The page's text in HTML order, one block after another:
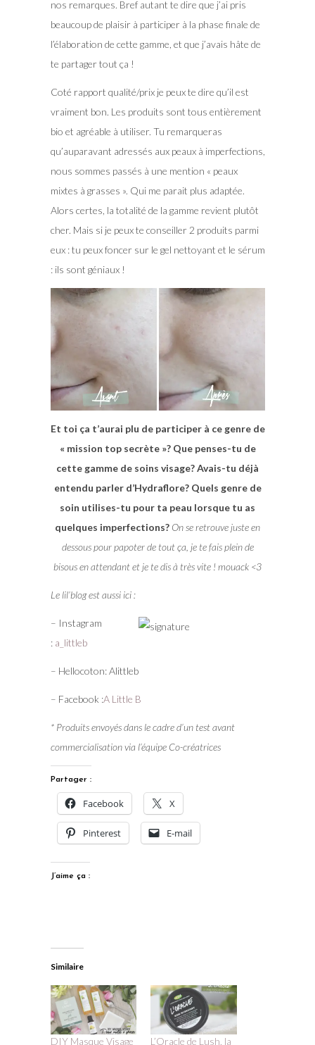
nos remarques. Bref autant te dire que j’ai pris
beaucoup de plaisir à participer à la phase finale de
l’élaboration de cette gamme, et que j’avais hâte de
te partager tout ça !
Coté rapport qualité/prix je peux te dire qu’il est
vraiment bon. Les produits sont tous entièrement
bio et agréable à utiliser. Tu remarqueras
qu’auparavant adressés aux peaux à imperfections,
nous sommes passés à une mention « peaux
mixtes à grasses ». Qui me parait plus adaptée.
Alors certes, la totalité de la gamme revient plutôt
cher. Mais si je peux te conseiller 2 produits parmi
eux : tu peux foncer sur le gel nettoyant et le sérum
: ils sont géniaux !
Et toi ça t’aurai plu de participer à ce genre de
« mission top secrète »? Que penses-tu de
cette gamme de soins visage? Avais-tu déjà
entendu parler d’Hydraflore? Quels genre de
soin utilises-tu pour ta peau lorsque tu as
quelques imperfections? On se retrouve juste en
dessous pour papoter de tout ça, je te fais plein de
bisous en attendant et je te dis à très vite ! mouack <3
Le lil’blog est aussi ici :
– Instagram
: a_littleb
– Hellocoton: Alittleb
– Facebook :A Little B
* Produits envoyés dans le cadre d’un test avant
commercialisation via l’équipe Co-créatrices
Partager :
Facebook X
Pinterest E-mail
J’aime ça :
Similaire
DIY Masque Visage L’Oracle de Lush, la